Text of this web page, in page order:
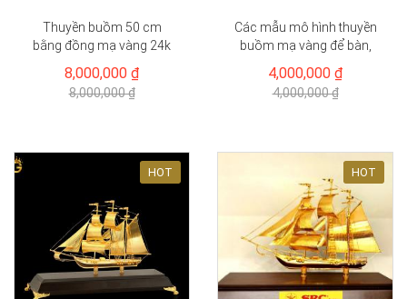
Thuyền buồm 50 cm
bằng đồng mạ vàng 24k
8,000,000 ₫
8,000,000 ₫
Các mẫu mô hình thuyền
buồm mạ vàng để bàn,
quà tặng cao...
4,000,000 ₫
4,000,000 ₫
HOT HOT